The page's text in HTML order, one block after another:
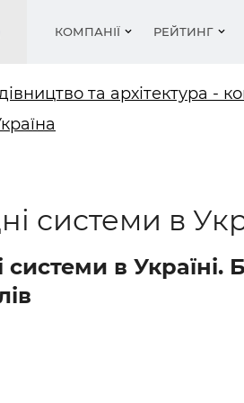
КОМПАНІЇ
Фарби,
РЕЙТИНГ
Меблі
Вікна
та архітектура -
системи в
системи в Україні.